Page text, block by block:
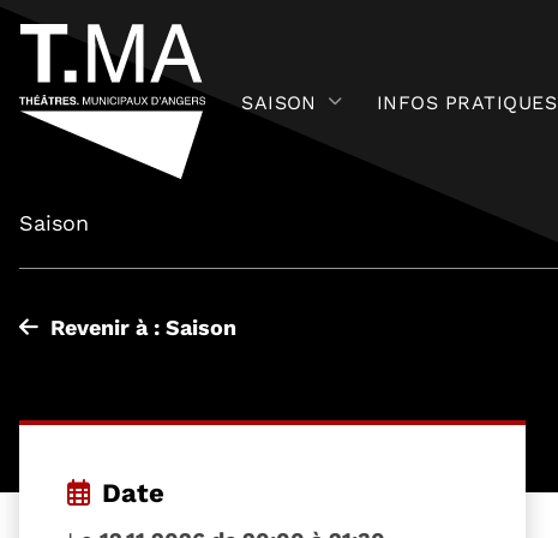
SAISON INFOS PRATIQUES
Saison
Revenir à : Saison
Date